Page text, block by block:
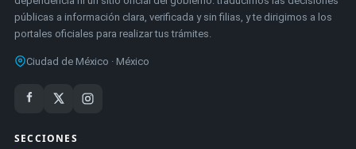
públicas a información clara, verificada y sin filias, y te dirigimos a los
portales oficiales para realizar tus trámites.
Ciudad de México · México
SECCIONES